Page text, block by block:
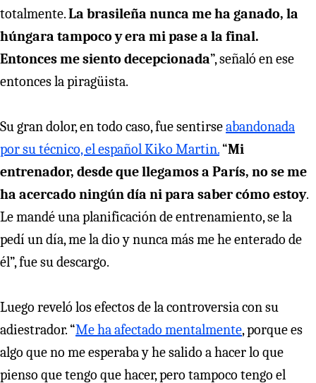
totalmente.La brasileña nunca me ha ganado, la
húngara tampoco y era mi pase a la final.
Entonces me siento decepcionada”, señaló en ese
entonces la piragüista.
Su gran dolor, en todo caso, fue sentirseabandonada
por su técnico, el español Kiko Martin. “Mi
entrenador, desde que llegamos a París, no se me
ha acercado ningún día ni para saber cómo estoy.
Le mandé una planificación de entrenamiento, se la
pedí un día, me la dio y nunca más me he enterado de
él”, fue su descargo.
Luego reveló los efectos de la controversia con su
adiestrador. “Me ha afectado mentalmente, porque es
algo que no me esperaba y he salido a hacer lo que
pienso que tengo que hacer, pero tampoco tengo el